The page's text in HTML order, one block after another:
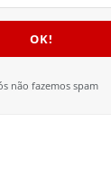
não fazemos spam